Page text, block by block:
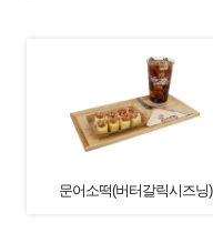
문어소떡(버터갈릭시즈닝)